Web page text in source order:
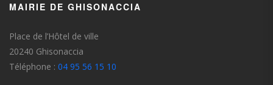
MAIRIE DE GHISONACCIA
Place de l’Hôtel de ville
20240 Ghisonaccia
Téléphone : 04 95 56 15 10